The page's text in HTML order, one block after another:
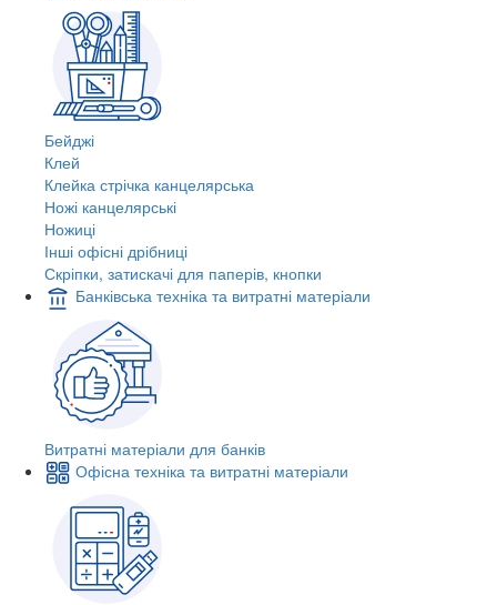
Бейджі
Клей
Клейка стрічка канцелярська
Ножі канцелярські
Ножиці
Інші офісні дрібниці
Скріпки, затискачі для паперів, кнопки
Банківська техніка та витратні матеріали
Витратні матеріали для банків
Офісна техніка та витратні матеріали